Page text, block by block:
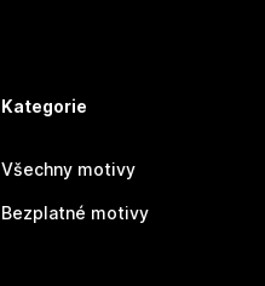
Kategorie
Všechny motivy
Bezplatné motivy